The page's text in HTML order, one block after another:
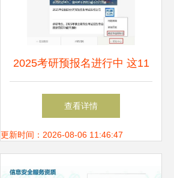
2025考研预报名进行中 这11
个事项与网络信息安全软件开
发相关的专业关注点
查看详情
更新时间：2026-08-06 11:46:47